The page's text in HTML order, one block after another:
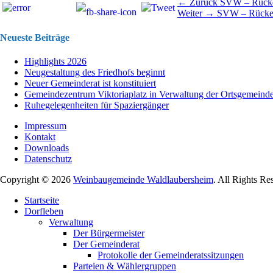
Beitragsnavigation ← Zurück
Beitrag:
SVW –
Weiter → Nächster
SVW –
Neueste Beiträge
Highlights 2026
Neugestaltung des Friedhofs beginnt
Neuer Gemeinderat ist konstituiert
Gemeindezentrum Viktoriaplatz in Verwaltung der
Ruhegelegenheiten für Spaziergänger
Impressum
Kontakt
Downloads
Datenschutz
Copyright © 2026 Weinbaugemeinde Waldlaubersheim. All Rights
oben
scrollen
Startseite
Dorfleben
Verwaltung
Der Bürgermeister
Der Gemeinderat
Protokolle der Gemeinderatssitzungen
Parteien & Wählergruppen